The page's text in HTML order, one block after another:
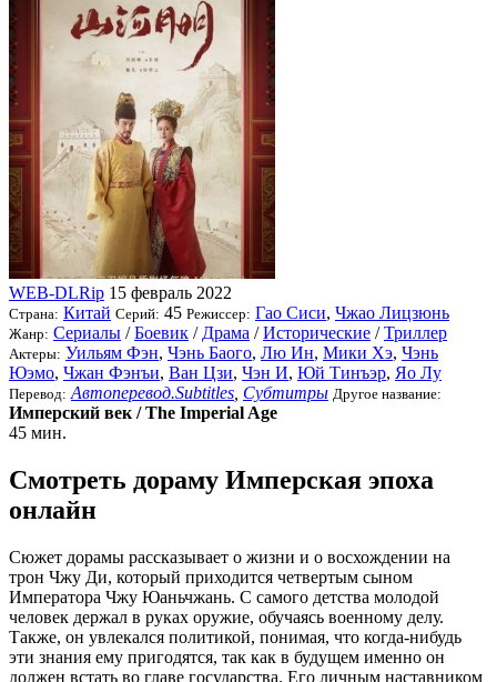
WEB-DLRip 15 февраль 2022
Страна: Китай Серий: 45 Режиссер: Гао Сиси, Чжао Лицзюнь
Жанр: Сериалы /Боевик / Драма /Исторические /Триллер
Актеры: Уильям Фэн, Чэнь Баого, Лю Ин, Мики Хэ, Чэнь
Юэмо, Чжан Фэнъи, Ван Цзи, Чэн И, Юй Тинъэр, Яо Лу
Перевод: Автоперевод.Subtitles Субтитры Другое название:
Имперский век / The Imperial Age
45 мин.
Смотреть дораму Имперская эпоха
онлайн
Сюжет дорамы рассказывает о жизни и о восхождении на
трон Чжу Ди, который приходится четвертым сыном
Императора Чжу Юаньчжань. С самого детства молодой
человек держал в руках оружие, обучаясь военному делу.
Также, он увлекался политикой, понимая, что когда-нибудь
эти знания ему пригодятся, так как в будущем именно он
должен встать во главе государства. Его личным наставником